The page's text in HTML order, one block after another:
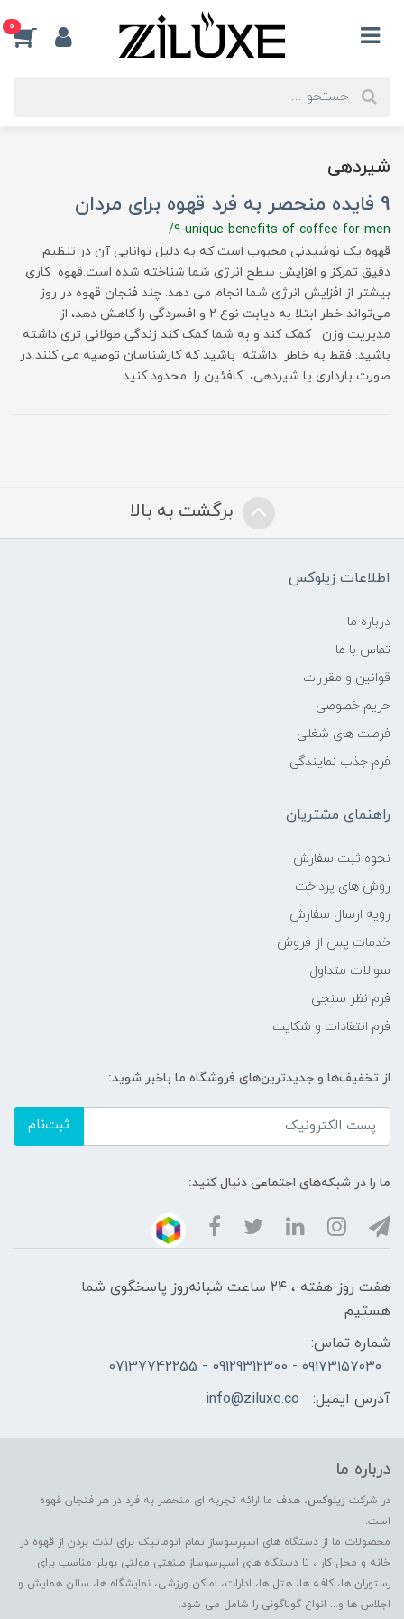
0
شیردهی
9 فایده منحصر به فرد قهوه برای مردان
/9-unique-benefits-of-coffee-for-men
قهوه یک نوشیدنی محبوب است که به دلیل توانایی آن در تنظیم
دقیق تمرکز و افزایش سطح انرژی شما شناخته شده است.قهوه کاری
بیشتر از افزایش انرژی شما انجام می دهد. چند فنجان قهوه در روز
می‌تواند خطر ابتلا به دیابت نوع 2 و افسردگی را کاهش دهد، از
مدیریت وزن کمک کند و به شما کمک کند زندگی طولانی تری داشته
باشید. فقط به خاطر داشته باشید که کارشناسان توصیه می کنند در
صورت بارداری یا شیردهی، کافئین را محدود کنید.
برگشت به بالا
اطلاعات زیلوکس
درباره ما
تماس با ما
قوانین و مقررات
حریم خصوصی
فرصت های شغلی
فرم جذب نمایندگی
راهنمای مشتریان
نحوه ثبت سفارش
روش های پرداخت
رویه ارسال سفارش
خدمات پس از فروش
سوالات متداول
فرم نظر سنجی
فرم انتقادات و شکایت
از تخفیف‌ها و جدیدترین‌های فروشگاه ما باخبر شوید:
ثبت‌نام
ما را در شبکه‌های اجتماعی دنبال کنید:
هفت روز هفته ، ۲۴ ساعت شبانه‌روز پاسخگوی شما
هستیم
شماره تماس:
۰۹۱۷۳۱۵۷۰۳۰ - 09129312300 - 07137742255
آدرس ایمیل:
info@ziluxe.co
درباره ما
در شرکت زیلوکس، هدف ما ارائه تجربه ای منحصر به فرد در هر فنجان قهوه
است.
محصولات ما از دستگاه های اسپرسوساز تمام اتوماتیک برای لذت بردن از قهوه در
خانه و محل کار ، تا دستگاه های اسپرسوساز صنعتی مولتی بویلر مناسب برای
رستوران ها، کافه ها، هتل ها، ادارات، اماکن ورزشی، نمایشگاه ها، سالن همایش و
اجلاس ها و... انواع گوناگونی را شامل می شود.